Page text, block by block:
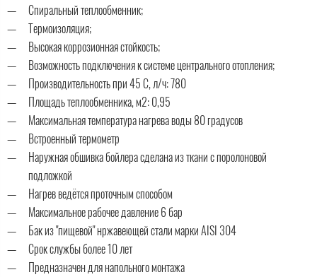
Спиральный теплообменник;
Термоизоляция;
Высокая коррозионная стойкость;
Возможность подключения к системе центрального отопления;
Производительность при 45 С, л/ч: 780
Площадь теплообменника, м2: 0,95
Максимальная температура нагрева воды 80 градусов
Встроенный термометр
Наружная обшивка бойлера сделана из ткани с поролоновой
подложкой
Нагрев ведётся проточным способом
Максимальное рабочее давление 6 бар
Бак из "пищевой" нржавеющей стали марки AISI 304
Срок службы более 10 лет
Предназначен для напольного монтажа